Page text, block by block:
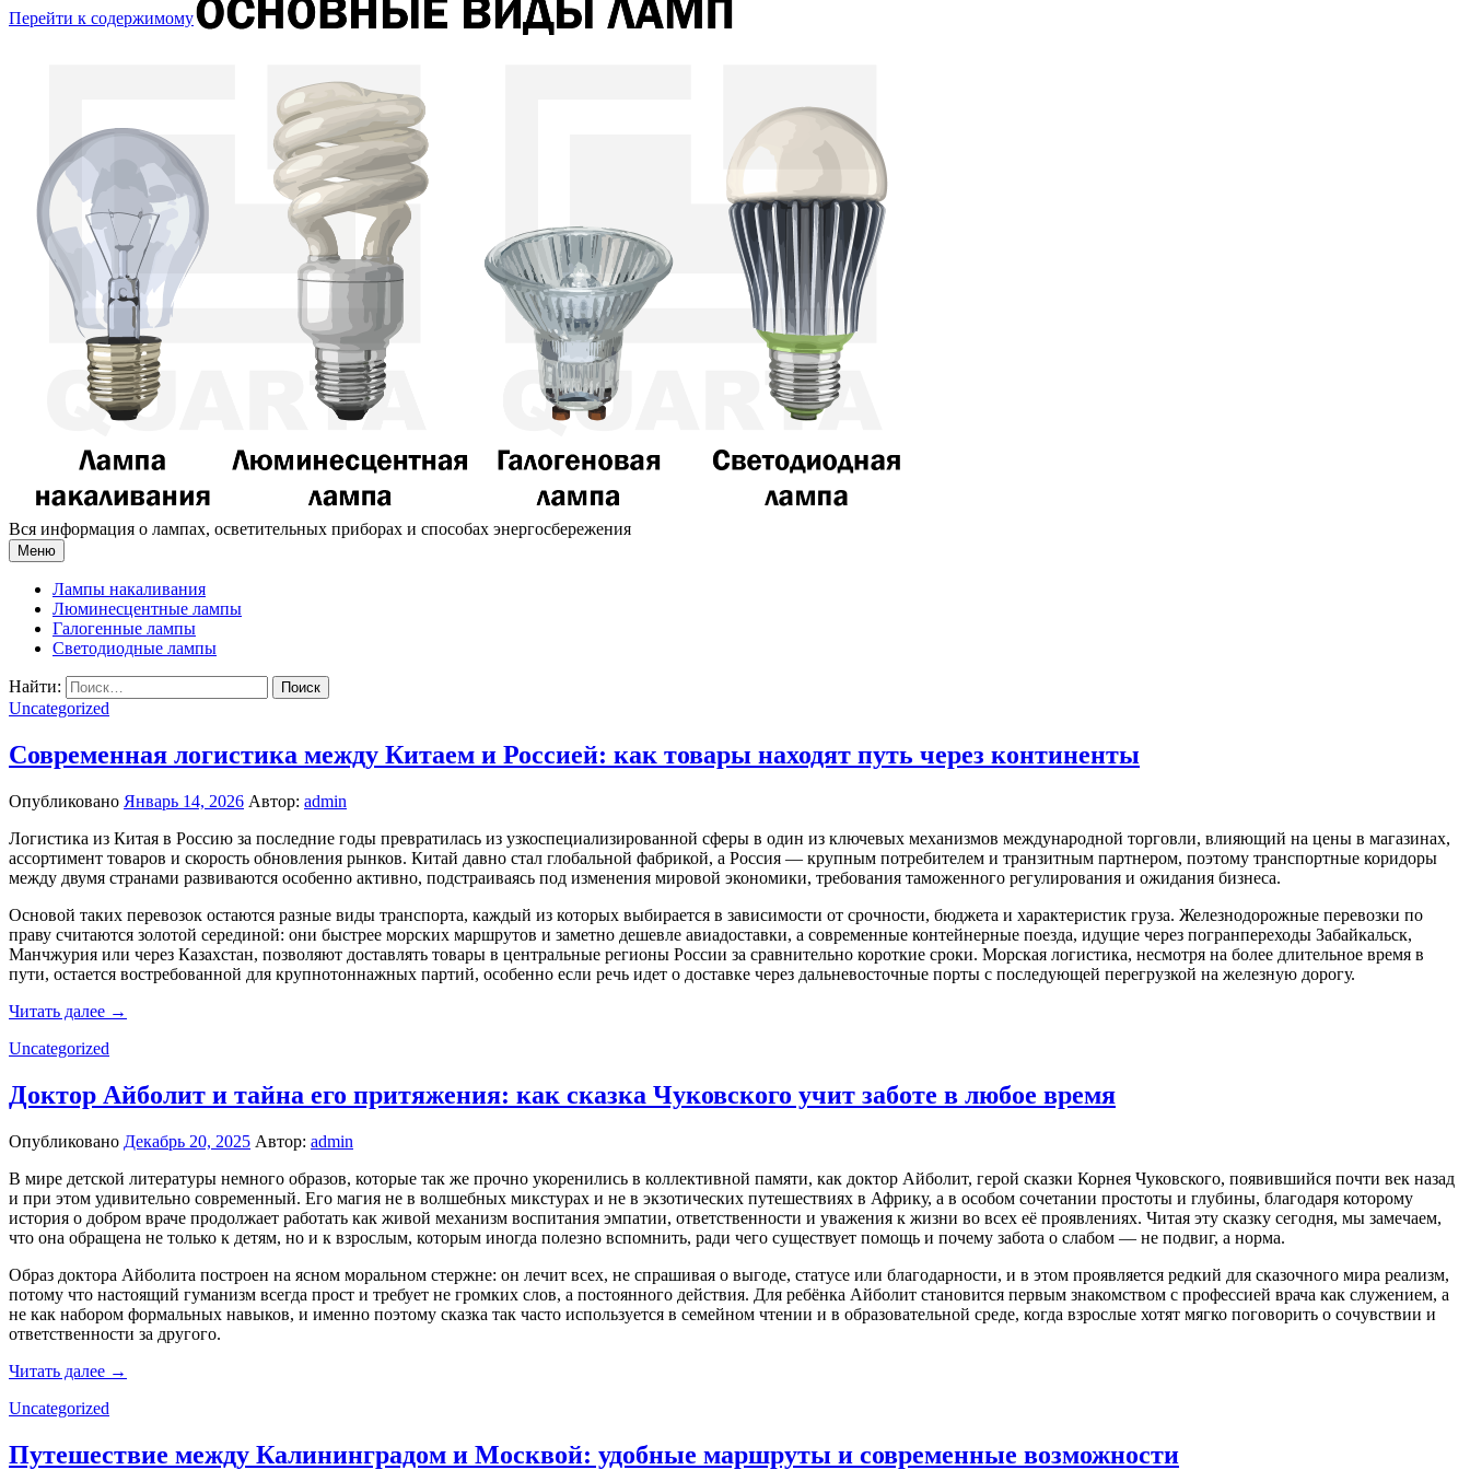
Перейти к содержимому
Вся информация о лампах, осветительных приборах и способах энергосбережения
Меню
Лампы накаливания
Люминесцентные лампы
Галогенные лампы
Светодиодные лампы
Найти:
Uncategorized
Современная логистика между Китаем и Россией: как товары находят путь через континенты
Опубликовано Январь 14, 2026 Автор: admin
Логистика из Китая в Россию за последние годы превратилась из узкоспециализированной сферы в один из ключевых механизмов международной торговли, влияющий на цены в магазинах,
ассортимент товаров и скорость обновления рынков. Китай давно стал глобальной фабрикой, а Россия — крупным потребителем и транзитным партнером, поэтому транспортные коридоры
между двумя странами развиваются особенно активно, подстраиваясь под изменения мировой экономики, требования таможенного регулирования и ожидания бизнеса.
Основой таких перевозок остаются разные виды транспорта, каждый из которых выбирается в зависимости от срочности, бюджета и характеристик груза. Железнодорожные перевозки по
праву считаются золотой серединой: они быстрее морских маршрутов и заметно дешевле авиадоставки, а современные контейнерные поезда, идущие через погранпереходы Забайкальск,
Манчжурия или через Казахстан, позволяют доставлять товары в центральные регионы России за сравнительно короткие сроки. Морская логистика, несмотря на более длительное время в
пути, остается востребованной для крупнотоннажных партий, особенно если речь идет о доставке через дальневосточные порты с последующей перегрузкой на железную дорогу.
Читать далее →
Uncategorized
Доктор Айболит и тайна его притяжения: как сказка Чуковского учит заботе в любое время
Опубликовано Декабрь 20, 2025 Автор: admin
В мире детской литературы немного образов, которые так же прочно укоренились в коллективной памяти, как доктор Айболит, герой сказки Корнея Чуковского, появившийся почти век назад
и при этом удивительно современный. Его магия не в волшебных микстурах и не в экзотических путешествиях в Африку, а в особом сочетании простоты и глубины, благодаря которому
история о добром враче продолжает работать как живой механизм воспитания эмпатии, ответственности и уважения к жизни во всех её проявлениях. Читая эту сказку сегодня, мы замечаем,
что она обращена не только к детям, но и к взрослым, которым иногда полезно вспомнить, ради чего существует помощь и почему забота о слабом — не подвиг, а норма.
Образ доктора Айболита построен на ясном моральном стержне: он лечит всех, не спрашивая о выгоде, статусе или благодарности, и в этом проявляется редкий для сказочного мира реализм,
потому что настоящий гуманизм всегда прост и требует не громких слов, а постоянного действия. Для ребёнка Айболит становится первым знакомством с профессией врача как служением, а
не как набором формальных навыков, и именно поэтому сказка так часто используется в семейном чтении и в образовательной среде, когда взрослые хотят мягко поговорить о сочувствии и
ответственности за другого.
Читать далее →
Uncategorized
Путешествие между Калининградом и Москвой: удобные маршруты и современные возможности